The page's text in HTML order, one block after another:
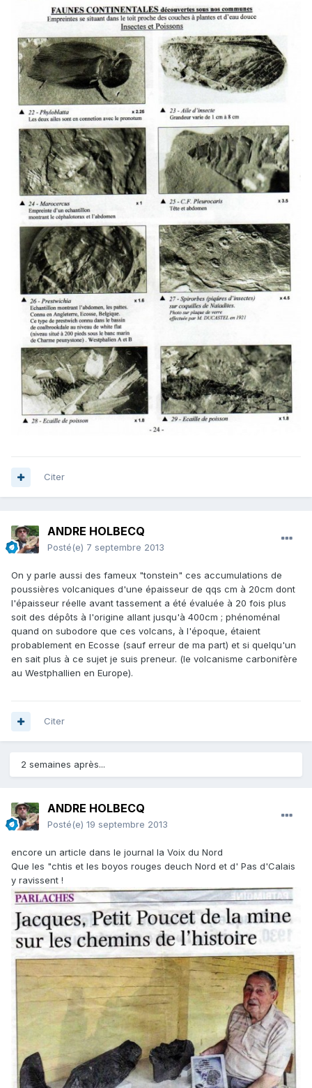
Citer
ANDRE HOLBECQ
Posté(e) 7 septembre 2013
On y parle aussi des fameux "tonstein" ces accumulations de
poussières volcaniques d'une épaisseur de qqs cm à 20cm dont
l'épaisseur réelle avant tassement a été évaluée à 20 fois plus
soit des dépôts à l'origine allant jusqu'à 400cm ; phénoménal
quand on subodore que ces volcans, à l'époque, étaient
probablement en Ecosse (sauf erreur de ma part) et si quelqu'un
en sait plus à ce sujet je suis preneur. (le volcanisme carbonifère
au Westphallien en Europe).
Citer
2 semaines après...
ANDRE HOLBECQ
Posté(e) 19 septembre 2013
encore un article dans le journal la Voix du Nord
Que les "chtis et les boyos rouges deuch Nord et d' Pas d'Calais
y ravissent !